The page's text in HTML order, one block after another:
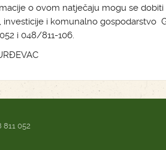
o ovom natječaju mogu se
investicije i komunalno gospodarstvo
i 048/811-106.
811 052